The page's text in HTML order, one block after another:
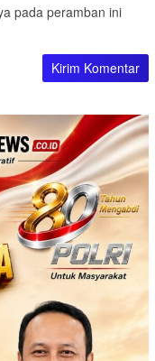
pada peramban ini